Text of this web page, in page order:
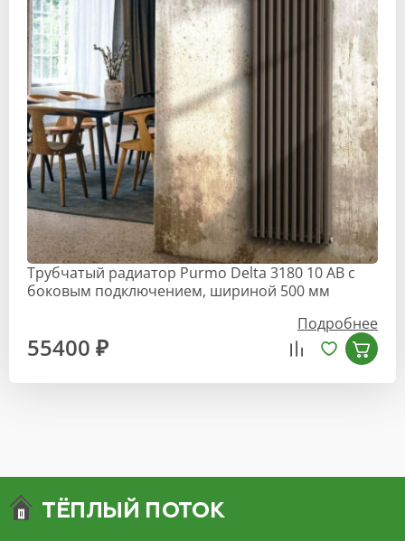
Трубчатый радиатор Purmo Delta 3180 10 AB с
боковым подключением, шириной 500 мм
Подробнее
55400 ₽